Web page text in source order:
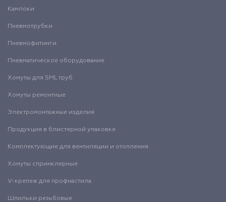
Камлоки
Пневмотрубки
Пневмофитинги
Пневматическое оборудование
Хомуты для SML труб
Хомуты ремонтные
Электромонтажные изделия
Продукция в блистерной упаковке
Комплектующие для вентиляции и отопления
Хомуты спринклерные
V-крепеж для профнастила
Шпильки резьбовые